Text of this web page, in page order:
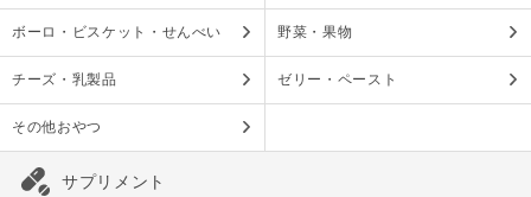
ボーロ・ビスケット・せんべい 野菜・果物
チーズ・乳製品 ゼリー・ペースト
その他おやつ
サプリメント